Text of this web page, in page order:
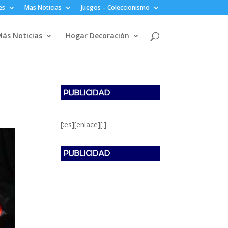
Mas Noticias Juegos – Coleccionismo
Noticias Hogar Decoración
[:es][enlace][:]